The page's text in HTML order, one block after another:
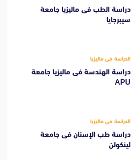
دراسة الطب فى ماليزيا جامعة
سيبرجايا
الدراسة فى ماليزيا
دراسة الهندسة فى ماليزيا جامعة
APU
الدراسة فى ماليزيا
دراسة طب الإسنان فى جامعة
لينكولن